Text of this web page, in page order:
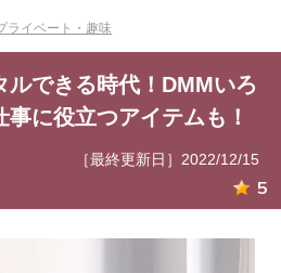
ライベート・趣味
ルできる時代！DMMいろ
に役立つアイテムも！
［最終更新日］2022/12/15
5